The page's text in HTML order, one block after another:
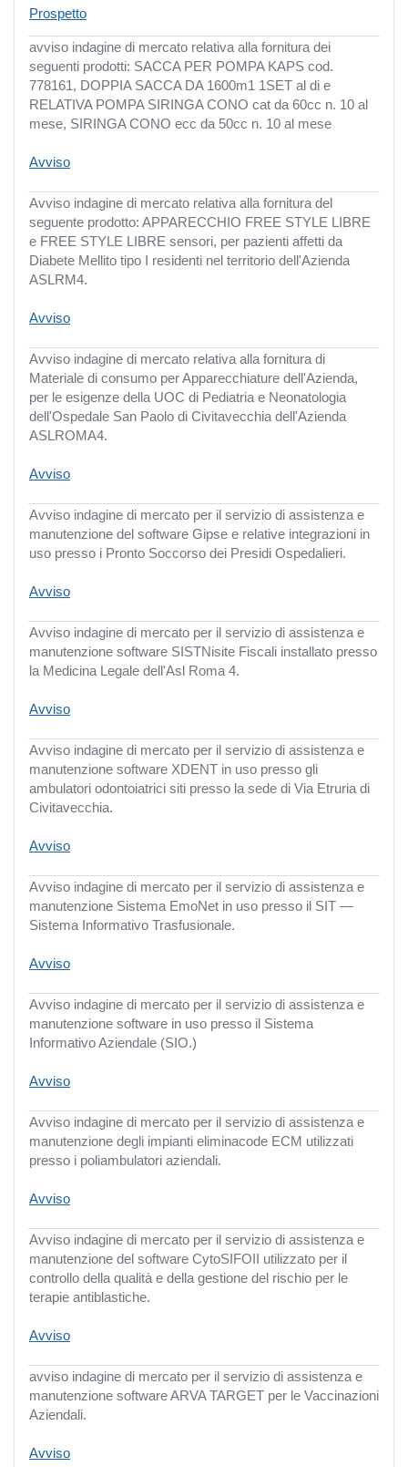
Prospetto
avviso indagine di mercato relativa alla fornitura dei
seguenti prodotti: SACCA PER POMPA KAPS cod.
778161, DOPPIA SACCA DA 1600m1 1SET al di e
RELATIVA POMPA SIRINGA CONO cat da 60cc n. 10 al
mese, SIRINGA CONO ecc da 50cc n. 10 al mese
Avviso
Avviso indagine di mercato relativa alla fornitura del
seguente prodotto: APPARECCHIO FREE STYLE LIBRE
e FREE STYLE LIBRE sensori, per pazienti affetti da
Diabete Mellito tipo I residenti nel territorio dell'Azienda
ASLRM4.
Avviso
Avviso indagine di mercato relativa alla fornitura di
Materiale di consumo per Apparecchiature dell'Azienda,
per le esigenze della UOC di Pediatria e Neonatologia
dell'Ospedale San Paolo di Civitavecchia dell'Azienda
ASLROMA4.
Avviso
Avviso indagine di mercato per il servizio di assistenza e
manutenzione del software Gipse e relative integrazioni in
uso presso i Pronto Soccorso dei Presidi Ospedalieri.
Avviso
Avviso indagine di mercato per il servizio di assistenza e
manutenzione software SISTNisite Fiscali installato presso
la Medicina Legale dell'Asl Roma 4.
Avviso
Avviso indagine di mercato per il servizio di assistenza e
manutenzione software XDENT in uso presso gli
ambulatori odontoiatrici siti presso la sede di Via Etruria di
Civitavecchia.
Avviso
Avviso indagine di mercato per il servizio di assistenza e
manutenzione Sistema EmoNet in uso presso il SIT —
Sistema Informativo Trasfusionale.
Avviso
Avviso indagine di mercato per il servizio di assistenza e
manutenzione software in uso presso il Sistema
Informativo Aziendale (SIO.)
Avviso
Avviso indagine di mercato per il servizio di assistenza e
manutenzione degli impianti eliminacode ECM utilizzati
presso i poliambulatori aziendali.
Avviso
Avviso indagine di mercato per il servizio di assistenza e
manutenzione del software CytoSIFOII utilizzato per il
controllo della qualità e della gestione del rischio per le
terapie antiblastiche.
Avviso
avviso indagine di mercato per il servizio di assistenza e
manutenzione software ARVA TARGET per le Vaccinazioni
Aziendali.
Avviso